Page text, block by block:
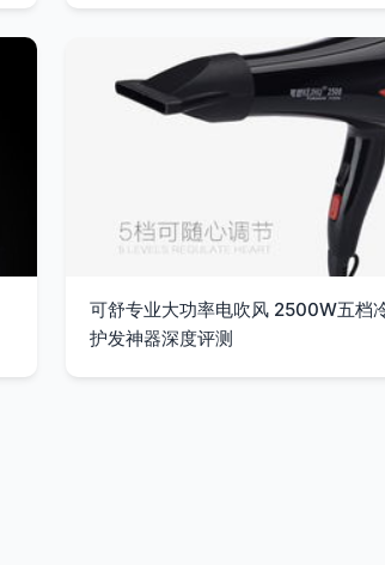
可舒专业大功率电吹风 2500W五档
护发神器深度评测